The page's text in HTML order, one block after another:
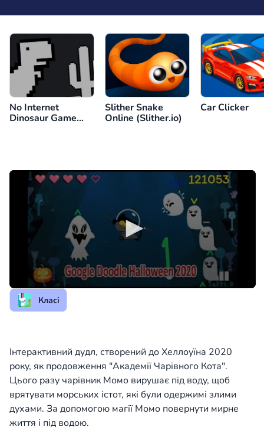
No Internet
Dinosaur Game
Slither Snake
Online (Slither.io)
Car Clicker
Класі
Інтерактивний дудл, створений до Хеллоуїна 2020
року, як продовження "Академії Чарівного Кота".
Цього разу чарівник Момо вирушає під воду, щоб
врятувати морських істот, які були одержимі злими
духами. За допомогою магії Момо повернути мирне
життя і під водою.